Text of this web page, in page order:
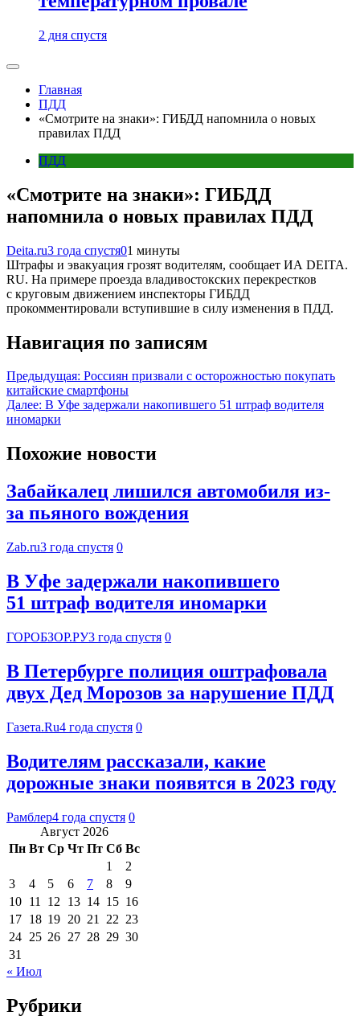
2 дня спустя
Главная
ПДД
«Смотрите на знаки»: ГИБДД напомнила о новых
правилах ПДД
ПДД
«Смотрите на знаки»: ГИБДД
напомнила о новых правилах ПДД
Deita.ru3 года спустя01 минуты
Штрафы и эвакуация грозят водителям, сообщает ИА DEITA.
RU. На примере проезда владивостокских перекрестков
с круговым движением инспекторы ГИБДД
прокомментировали вступившие в силу изменения в ПДД.
Навигация по записям
Предыдущая: Россиян призвали с осторожностью покупать
китайские смартфоны
Далее: В Уфе задержали накопившего 51 штраф водителя
иномарки
Похожие новости
Забайкалец лишился автомобиля из-
за пьяного вождения
Zab.ru3 года спустя 0
В Уфе задержали накопившего
51 штраф водителя иномарки
ГОРОБЗОР.РУ3 года спустя 0
В Петербурге полиция оштрафовала
двух Дед Морозов за нарушение ПДД
Газета.Ru4 года спустя 0
Водителям рассказали, какие
дорожные знаки появятся в 2023 году
Рамблер4 года спустя 0
Август 2026
Пн Вт Ср Чт Пт Сб Вс
1
2
3
4 5 6 7 8
9
10 11 12 13 14 15 16
17 18 19 20 21 22 23
24 25 26 27 28 29 30
31
« Июл
Рубрики